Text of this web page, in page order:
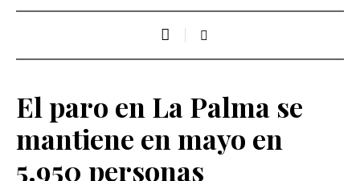
El paro en La Palma se
mantiene en mayo en
5.950 personas